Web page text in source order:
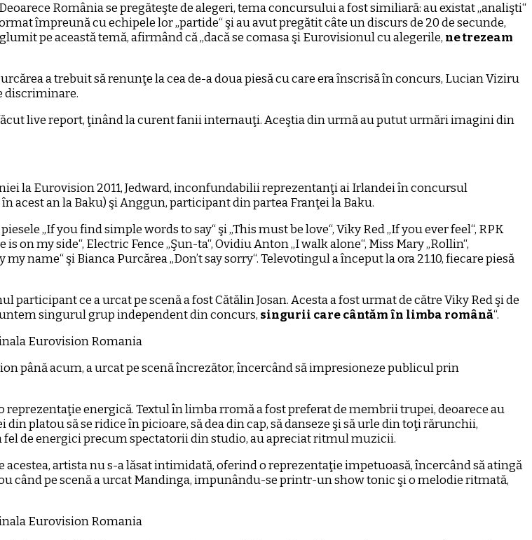
România se pregăteşte de alegeri, tema concursului a fost similiară: au existat ,,analişti“
împreună cu echipele lor ,,partide“ şi au avut pregătit câte un discurs de 20 de secunde,
pe această temă, afirmând că ,,dacă se comasa şi Eurovisionul cu alegerile, ne trezeam
a trebuit să renunţe la cea de-a doua piesă cu care era înscrisă în concurs, Lucian Viziru
discriminare.
live report, ţinând la curent fanii internauţi. Aceştia din urmă au putut urmări imagini din
la Eurovision 2011, Jedward, inconfundabilii reprezentanţi ai Irlandei în concursul
acest an la Baku) şi Anggun, participant din partea Franţei la Baku.
„If you find simple words to say“ şi „This must be love“, Viky Red „If you ever feel“, RPK
on my side“, Electric Fence „Şun-ta“, Ovidiu Anton „I walk alone“, Miss Mary „Rollin“,
my name“ şi Bianca Purcărea „Don’t say sorry“. Televotingul a început la ora 21.10, fiecare piesă
participant ce a urcat pe scenă a fost Cătălin Josan. Acesta a fost urmat de către Viky Red şi de
singurul grup independent din concurs, singurii care cântăm în limba română“.
până acum, a urcat pe scenă încrezător, încercând să impresioneze publicul prin
reprezentaţie energică. Textul în limba rromă a fost preferat de membrii trupei, deoarece au
platou să se ridice în picioare, să dea din cap, să danseze şi să urle din toţi rărunchii,
fel de energici precum spectatorii din studio, au apreciat ritmul muzicii.
acestea, artista nu s-a lăsat intimidată, oferind o reprezentaţie impetuoasă, încercând să atingă
când pe scenă a urcat Mandinga, impunându-se printr-un show tonic şi o melodie ritmată,